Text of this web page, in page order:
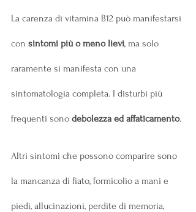
La carenza di vitamina B12 può manifestarsi
con sintomi più o meno lievi, ma solo
raramente si manifesta con una
sintomatologia completa. I disturbi più
frequenti sono debolezza ed affaticamento.
Altri sintomi che possono comparire sono
la mancanza di fiato, formicolio a mani e
piedi, allucinazioni, perdite di memoria,